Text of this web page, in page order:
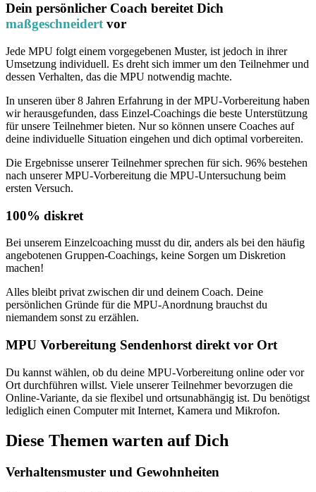
Dein persönlicher Coach bereitet Dich
maßgeschneidertvor
Jede MPU folgt einem vorgegebenen Muster, ist jedoch in ihrer
Umsetzung individuell. Es dreht sich immer um den Teilnehmer und
dessen Verhalten, das die MPU notwendig machte.
In unseren über 8 Jahren Erfahrung in der MPU-Vorbereitung haben
wir herausgefunden, dass Einzel-Coachings die beste Unterstützung
für unsere Teilnehmer bieten. Nur so können unsere Coaches auf
deine individuelle Situation eingehen und dich optimal vorbereiten.
Die Ergebnisse unserer Teilnehmer sprechen für sich. 96% bestehen
nach unserer MPU-Vorbereitung die MPU-Untersuchung beim
ersten Versuch.
100% diskret
Bei unserem Einzelcoaching musst du dir, anders als bei den häufig
angebotenen Gruppen-Coachings, keine Sorgen um Diskretion
machen!
Alles bleibt privat zwischen dir und deinem Coach. Deine
persönlichen Gründe für die MPU-Anordnung brauchst du
niemandem sonst zu erzählen.
MPU Vorbereitung Sendenhorst direkt vor Ort
Du kannst wählen, ob du deine MPU-Vorbereitung online oder vor
Ort durchführen willst. Viele unserer Teilnehmer bevorzugen die
Online-Variante, da sie flexibel und ortsunabhängig ist. Du benötigst
lediglich einen Computer mit Internet, Kamera und Mikrofon.
Diese Themen warten auf Dich
Verhaltensmuster und Gewohnheiten